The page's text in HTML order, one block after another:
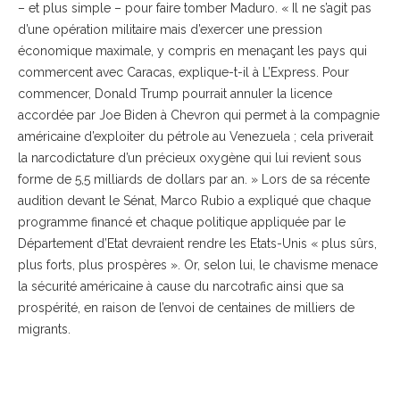
– et plus simple – pour faire tomber Maduro. « Il ne s’agit pas
d’une opération militaire mais d’exercer une pression
économique maximale, y compris en menaçant les pays qui
commercent avec Caracas, explique-t-il à L’Express. Pour
commencer, Donald Trump pourrait annuler la licence
accordée par Joe Biden à Chevron qui permet à la compagnie
américaine d’exploiter du pétrole au Venezuela ; cela priverait
la narcodictature d’un précieux oxygène qui lui revient sous
forme de 5,5 milliards de dollars par an. » Lors de sa récente
audition devant le Sénat, Marco Rubio a expliqué que chaque
programme financé et chaque politique appliquée par le
Département d’Etat devraient rendre les Etats-Unis « plus sûrs,
plus forts, plus prospères ». Or, selon lui, le chavisme menace
la sécurité américaine à cause du narcotrafic ainsi que sa
prospérité, en raison de l’envoi de centaines de milliers de
migrants.